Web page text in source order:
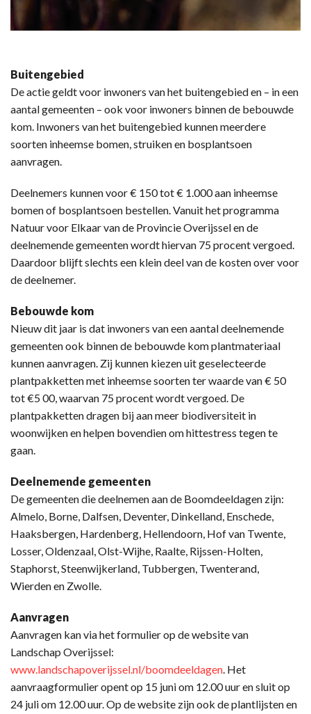
Buitengebied
De actie geldt voor inwoners van het buitengebied en – in een
aantal gemeenten – ook voor inwoners binnen de bebouwde
kom. Inwoners van het buitengebied kunnen meerdere
soorten inheemse bomen, struiken en bosplantsoen
aanvragen.
Deelnemers kunnen voor € 150 tot € 1.000 aan inheemse
bomen of bosplantsoen bestellen. Vanuit het programma
Natuur voor Elkaar van de Provincie Overijssel en de
deelnemende gemeenten wordt hiervan 75 procent vergoed.
Daardoor blijft slechts een klein deel van de kosten over voor
de deelnemer.
Bebouwde kom
Nieuw dit jaar is dat inwoners van een aantal deelnemende
gemeenten ook binnen de bebouwde kom plantmateriaal
kunnen aanvragen. Zij kunnen kiezen uit geselecteerde
plantpakketten met inheemse soorten ter waarde van € 50
tot €5 00, waarvan 75 procent wordt vergoed. De
plantpakketten dragen bij aan meer biodiversiteit in
woonwijken en helpen bovendien om hittestress tegen te
gaan.
Deelnemende gemeenten
De gemeenten die deelnemen aan de Boomdeeldagen zijn:
Almelo, Borne, Dalfsen, Deventer, Dinkelland, Enschede,
Haaksbergen, Hardenberg, Hellendoorn, Hof van Twente,
Losser, Oldenzaal, Olst-Wijhe, Raalte, Rijssen-Holten,
Staphorst, Steenwijkerland, Tubbergen, Twenterand,
Wierden en Zwolle.
Aanvragen
Aanvragen kan via het formulier op de website van
Landschap Overijssel:
www.landschapoverijssel.nl/boomdeeldagen. Het
aanvraagformulier opent op 15 juni om 12.00 uur en sluit op
24 juli om 12.00 uur. Op de website zijn ook de plantlijsten en